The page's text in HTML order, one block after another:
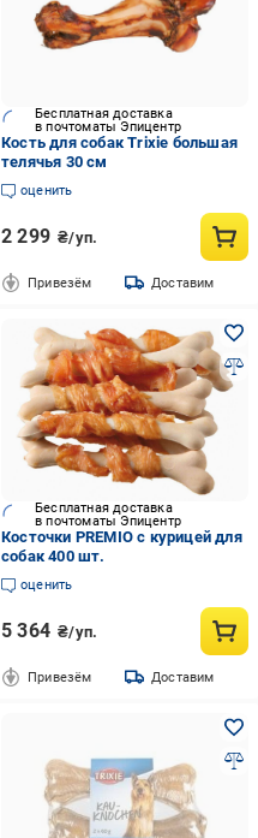
Бесплатная доставка
в почтоматы Эпицентр
Кость для собак Trixie большая
телячья 30 см
оценить
2 299 ₴/уп.
Привезём Доставим
Бесплатная доставка
в почтоматы Эпицентр
Косточки PREMIO с курицей для
собак 400 шт.
оценить
5 364 ₴/уп.
Привезём Доставим